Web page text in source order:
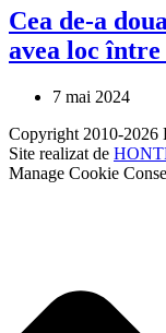
Cea de-a
avea loc între
7 mai 2024
Copyright 2010-2026
Site realizat de
Manage Cookie